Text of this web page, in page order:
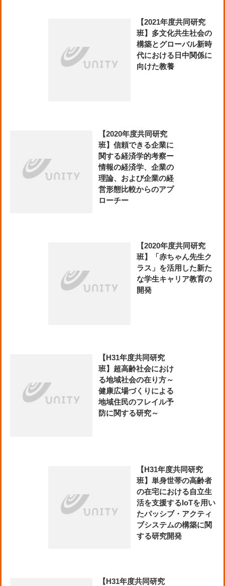
【2021年度共同研究
班】多文化共生社会の
構築とグローバル新時
代における日中関係に
向けた教養
【2020年度共同研究
班】信頼できる企業に
関する経済学的考察ー
情報の経済学、企業の
理論、および企業の経
営形態比較からのアプ
ローチー
【2020年度共同研究
班】「赤ちゃん先生ク
ラス」を活用した新た
な学生キャリア教育の
開発
【H31年度共同研究
班】超高齢社会におけ
る地域社会の在り方～
健康広場づくりによる
地域住民のフレイル予
防に関する研究～
【H31年度共同研究
班】単身世帯の高齢者
の在宅における自立生
活を支援するIoTを用い
たパッシブ・アクティ
ブシステムの構築に関
する研究開発
【H31年度共同研究